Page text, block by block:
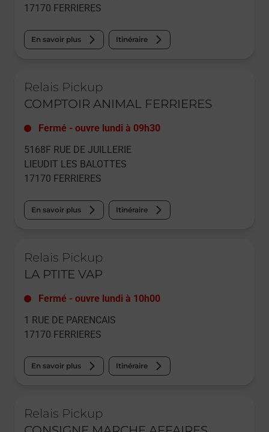
17170 FERRIERES
En savoir plus Itinéraire
Relais Pickup
COMPTOIR ANIMAL FERRIERES
Fermé - ouvre lundi à 09h30
5168F RUE DE JUILLERIE
LIEUDIT LES BALOTTES
17170 FERRIERES
En savoir plus Itinéraire
Relais Pickup
LA PTITE VAP
Fermé - ouvre lundi à 10h00
1 RUE DE PARENCAIS
17170 FERRIERES
En savoir plus Itinéraire
Relais Pickup